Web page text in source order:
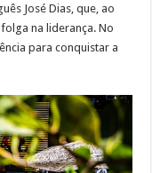
José Dias, que, ao
na liderança. No
para conquistar a